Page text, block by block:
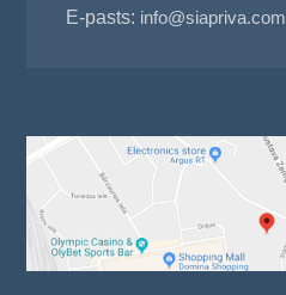
E-pasts: info@siapriva.com